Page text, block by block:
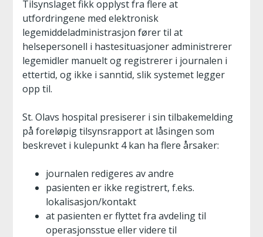
Tilsynslaget fikk opplyst fra flere at
utfordringene med elektronisk
legemiddeladministrasjon fører til at
helsepersonell i hastesituasjoner administrerer
legemidler manuelt og registrerer i journalen i
ettertid, og ikke i sanntid, slik systemet legger
opp til.
St. Olavs hospital presiserer i sin tilbakemelding
på foreløpig tilsynsrapport at låsingen som
beskrevet i kulepunkt 4 kan ha flere årsaker:
journalen redigeres av andre
pasienten er ikke registrert, f.eks.
lokalisasjon/kontakt
at pasienten er flyttet fra avdeling til
operasjonsstue eller videre til